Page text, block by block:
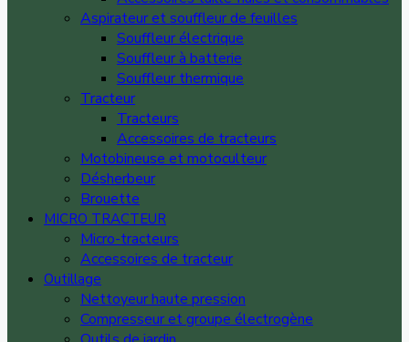
Aspirateur et souffleur de feuilles
Souffleur électrique
Souffleur à batterie
Souffleur thermique
Tracteur
Tracteurs
Accessoires de tracteurs
Motobineuse et motoculteur
Désherbeur
Brouette
MICRO TRACTEUR
Micro-tracteurs
Accessoires de tracteur
Outillage
Nettoyeur haute pression
Compresseur et groupe électrogène